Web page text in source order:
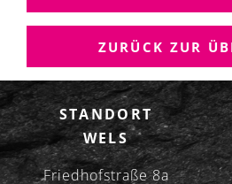
A
S
N
A
V
I
G
ZURÜCK ZUR
STANDORT
WELS
Friedhofstraße 8a